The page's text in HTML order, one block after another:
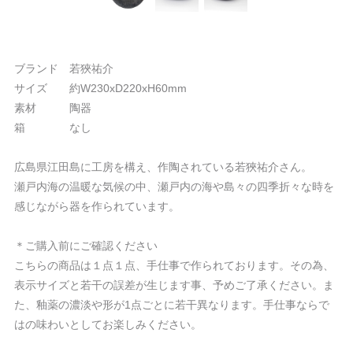
ブランド 若狹祐介
サイズ 約W230xD220xH60mm
素材 陶器
箱 なし
広島県江田島に工房を構え、作陶されている若狹祐介さん。
瀬戸内海の温暖な気候の中、瀬戸内の海や島々の​四季折々な時を
感じながら器を作られています。
＊ご購入前にご確認ください
こちらの商品は１点１点、手仕事で作られております。その為、
表示サイズと若干の誤差が生じます事、予めご了承ください。ま
た、釉薬の濃淡や形が1点ごとに若干異なります。手仕事ならで
はの味わいとしてお楽しみください。